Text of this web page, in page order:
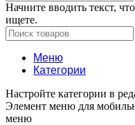
Начните вводить текст,
ищете.
Меню
Категории
Настройте категории в
Элемент меню для
меню